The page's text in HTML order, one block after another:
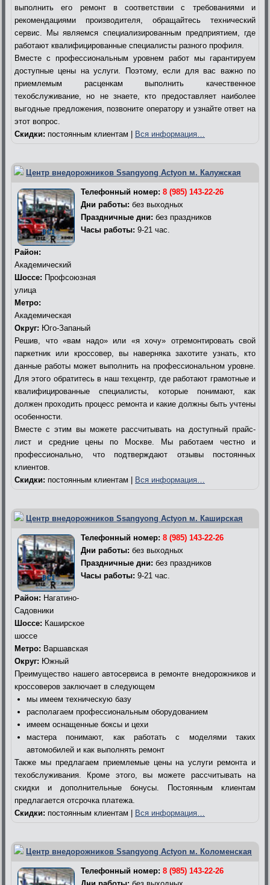
выполнить его ремонт в соответствии с требованиями и
рекомендациями производителя, обращайтесь технический
сервис. Мы являемся специализированным предприятием, где
работают квалифицированные специалисты разного профиля.
Вместе с профессиональным уровнем работ мы гарантируем
доступные цены на услуги. Поэтому, если для вас важно по
приемлемым расценкам выполнить качественное
техобслуживание, но не знаете, кто предоставляет наиболее
выгодные предложения, позвоните оператору и узнайте ответ на
этот вопрос.
Скидки: постоянным клиентам | Вся информация…
Центр внедорожников Ssangyong Actyon м. Калужская
Телефонный номер: 8 (985) 143-22-26
Дни работы: без выходных
Праздничные дни: без праздников
Часы работы: 9-21 час.
Район:
Академический
Шоссе: Профсоюзная
улица
Метро:
Академическая
Округ: Юго-Запаный
Решив, что «вам надо» или «я хочу» отремонтировать свой
паркетник или кроссовер, вы наверняка захотите узнать, кто
данные работы может выполнить на профессиональном уровне.
Для этого обратитесь в наш техцентр, где работают грамотные и
квалифицированные специалисты, которые понимают, как
должен проходить процесс ремонта и какие должны быть учтены
особенности.
Вместе с этим вы можете рассчитывать на доступный прайс-
лист и средние цены по Москве. Мы работаем честно и
профессионально, что подтверждают отзывы постоянных
клиентов.
Скидки: постоянным клиентам | Вся информация…
Центр внедорожников Ssangyong Actyon м. Каширская
Телефонный номер: 8 (985) 143-22-26
Дни работы: без выходных
Праздничные дни: без праздников
Часы работы: 9-21 час.
Район: Нагатино-
Садовники
Шоссе: Каширское
шоссе
Метро: Варшавская
Округ: Южный
Преимущество нашего автосервиса в ремонте внедорожников и
кроссоверов заключает в следующем
мы имеем техническую базу
располагаем профессиональным оборудованием
имеем оснащенные боксы и цехи
мастера понимают, как работать с моделями таких
автомобилей и как выполнять ремонт
Также мы предлагаем приемлемые цены на услуги ремонта и
техобслуживания. Кроме этого, вы можете рассчитывать на
скидки и дополнительные бонусы. Постоянным клиентам
предлагается отсрочка платежа.
Скидки: постоянным клиентам | Вся информация…
Центр внедорожников Ssangyong Actyon м. Коломенская
Телефонный номер: 8 (985) 143-22-26